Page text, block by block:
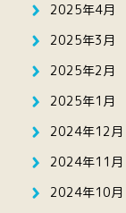
2025年4月
2025年3月
2025年2月
2025年1月
2024年12月
2024年11月
2024年10月